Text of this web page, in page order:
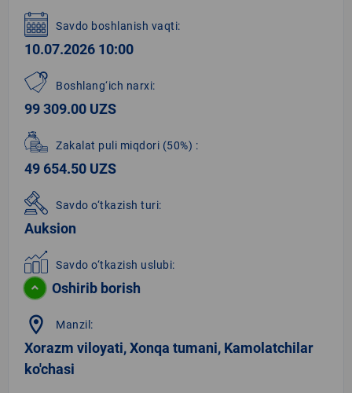
Savdo boshlanish vaqti:
10.07.2026 10:00
Boshlang‘ich narxi:
99 309.00 UZS
Zakalat puli miqdori (50%) :
49 654.50 UZS
Savdo o‘tkazish turi:
Auksion
Savdo o‘tkazish uslubi:
Oshirib borish
location_on Manzil:
Xorazm viloyati, Xonqa tumani, Kamolatchilar
ko'chasi